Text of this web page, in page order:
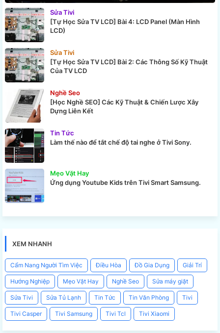
Sửa Tivi
[Tự Học Sửa TV LCD] Bài 4: LCD Panel (Màn Hình
LCD)
Sửa Tivi
[Tự Học Sửa TV LCD] Bài 2: Các Thông Số Kỹ Thuật
Của TV LCD
Nghề Seo
[Học Nghề SEO] Các Kỹ Thuật & Chiến Lược Xây
Dựng Liên Kết
Tin Tức
Làm thế nào để tắt chế độ tai nghe ở Tivi Sony.
Mẹo Vặt Hay
Ứng dụng Youtube Kids trên Tivi Smart Samsung.
XEM NHANH
Cẩm Nang Người Tìm Việc Điều Hòa Đồ Gia Dụng Giải Trí
Hướng Nghiệp Mẹo Vặt Hay Nghề Seo Sửa máy giặt
Sửa Tivi Sửa Tủ Lạnh Tin Tức Tin Văn Phòng Tivi
Tivi Casper Tivi Samsung Tivi Tcl Tivi Xiaomi